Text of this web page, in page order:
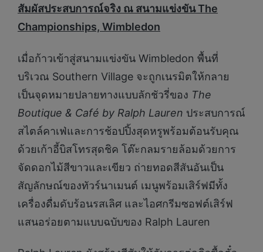
สัมผัสประสบการณ์จริง ณ สนามแข่งขัน The
Championships, Wimbledon
เมื่อก้าวเข้าสู่สนามแข่งขัน Wimbledon พื้นที่
บริเวณ Southern Village จะถูกเนรมิตให้กลาย
เป็นจุดหมายปลายทางแบบลักชัวรี่ของ The
Boutique & Café by Ralph Lauren ประสบการณ์
สไตล์คาเฟ่และการช้อปปิ้งสุดหรูพร้อมต้อนรับคุณ
ด้วยเก้าอี้บิสโทรสุดชิค โต๊ะกลมรายล้อมด้วยการ
จัดดอกไม้สีขาวและเขียว ถ่ายทอดสีสันอันเป็น
สัญลักษณ์ของทัวร์นาเมนต์ เมนูพร้อมเสิร์ฟมีทั้ง
เครื่องดื่มดับร้อนรสเลิศ และไอศกรีมซอฟต์เสิร์ฟ
แสนอร่อยตามแบบฉบับของ Ralph Lauren